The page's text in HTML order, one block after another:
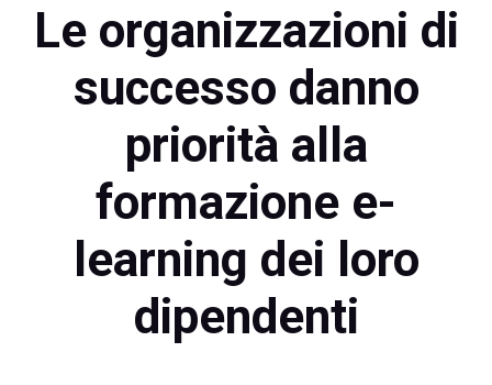
Le organizzazioni di
successo danno
priorità alla
formazione e-
learning dei loro
dipendenti